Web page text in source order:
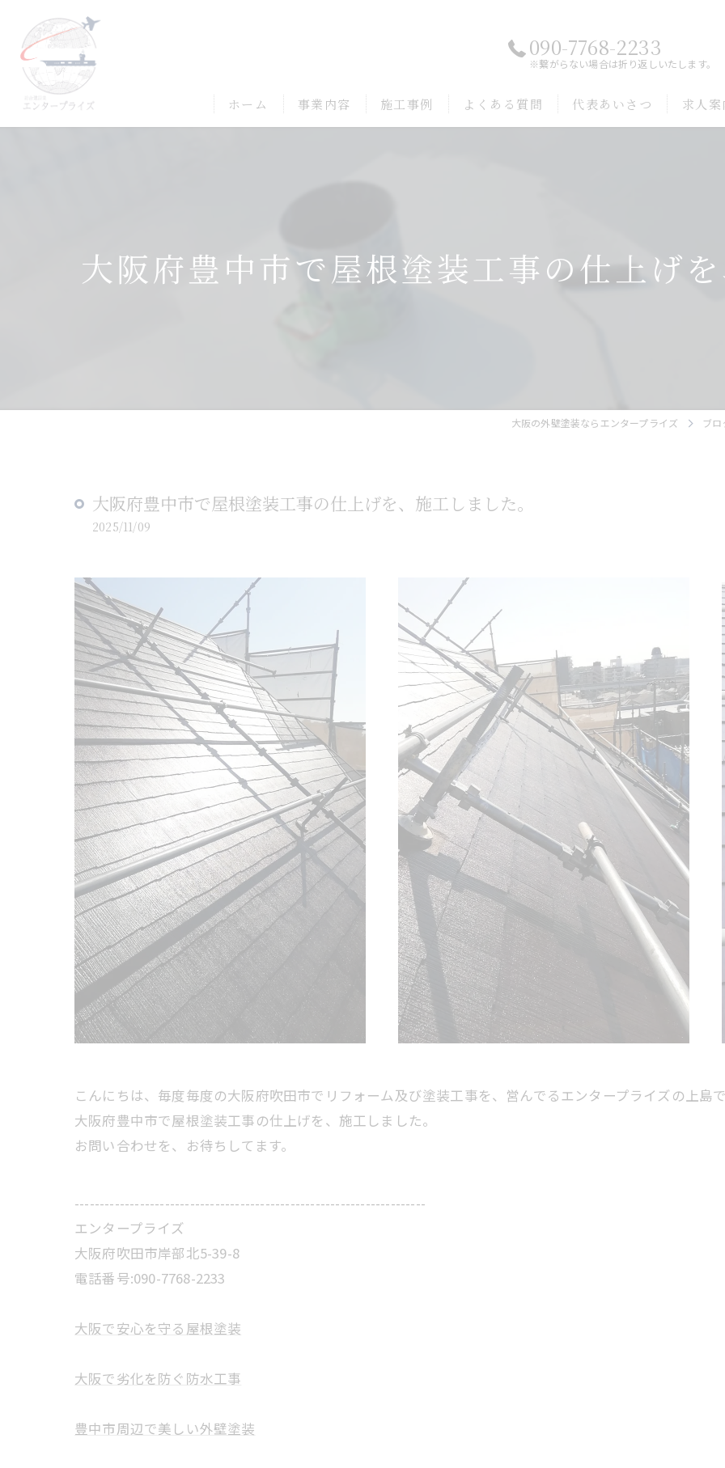
090-7768-2233
※繋がらない場合は折り返しいたします。
ホーム 事業内容 施工事例 よくある質問 代表あいさつ 求人案
大阪府豊中市で屋根塗装工事の仕上げ
大阪の外壁塗装ならエンタープライズ ブロ
大阪府豊中市で屋根塗装工事の仕上げを、施工しました。
2025/11/09
こんにちは、毎度毎度の大阪府吹田市でリフォーム及び塗装工事を、営んでるエンタープライズの上島
大阪府豊中市で屋根塗装工事の仕上げを、施工しました。
お問い合わせを、お待ちしてます。
----------------------------------------------------------------------
エンタープライズ
大阪府吹田市岸部北5-39-8
電話番号:090-7768-2233
大阪で安心を守る屋根塗装
大阪で劣化を防ぐ防水工事
豊中市周辺で美しい外壁塗装